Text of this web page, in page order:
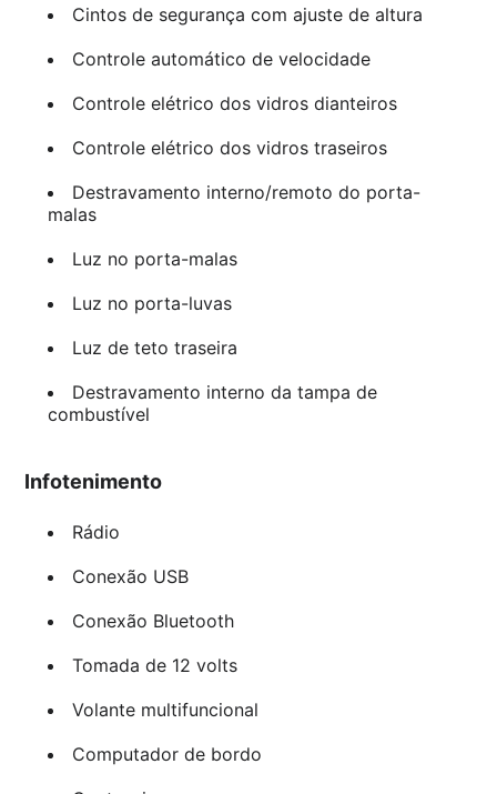
Cintos de segurança com ajuste de altura
Controle automático de velocidade
Controle elétrico dos vidros dianteiros
Controle elétrico dos vidros traseiros
Destravamento interno/remoto do porta-
malas
Luz no porta-malas
Luz no porta-luvas
Luz de teto traseira
Destravamento interno da tampa de
combustível
Infotenimento
Rádio
Conexão USB
Conexão Bluetooth
Tomada de 12 volts
Volante multifuncional
Computador de bordo